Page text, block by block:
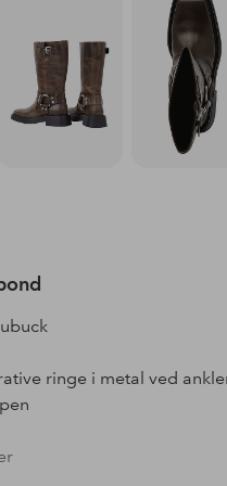
ringe i metal ved